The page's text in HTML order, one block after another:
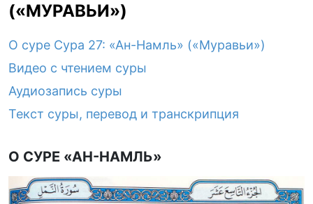
(«МУРАВЬИ»)
О суре Сура 27: «Ан-Намль» («Муравьи»)
Видео с чтением суры
Аудиозапись суры
Текст суры, перевод и транскрипция
О СУРЕ «АН-НАМЛЬ»